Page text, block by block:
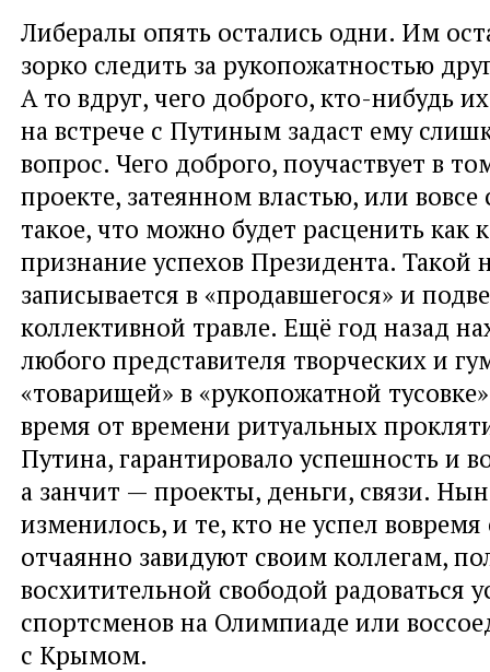
Либералы опять остались одни. Им
зорко следить за рукопожатностью
А то вдруг, чего доброго, кто-нибудь
на встрече с Путиным задаст ему
вопрос. Чего доброго, поучаствует в
проекте, затеянном властью, или вовсе
такое, что можно будет расценить как
признание успехов Президента. Такой
записывается в «продавшегося» и
коллективной травле. Ещё год назад
любого представителя творческих и
«товарищей» в «рукопожатной
время от времени ритуальных
Путина, гарантировало успешность и
а занчит — проекты, деньги, связи.
изменилось, и те, кто не успел вовремя
отчаянно завидуют своим коллегам,
восхитительной свободой радоваться
спортсменов на Олимпиаде или
с Крымом.